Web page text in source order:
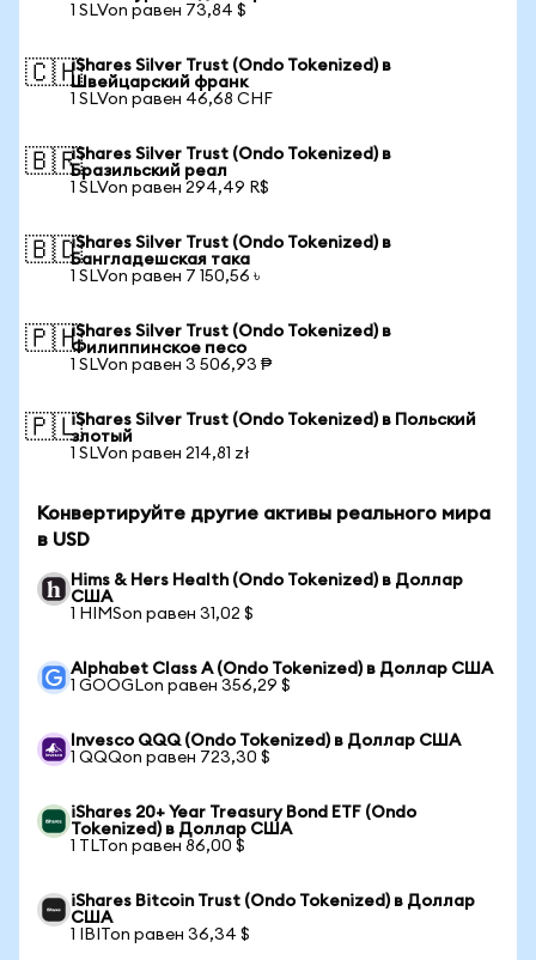
1 SLVon равен 73,84 $
🇨🇭iShares Silver Trust (Ondo Tokenized) в
Швейцарский франк
1 SLVon равен 46,68 CHF
🇧🇷iShares Silver Trust (Ondo Tokenized) в
Бразильский реал
1 SLVon равен 294,49 R$
🇧🇩iShares Silver Trust (Ondo Tokenized) в
Бангладешская така
1 SLVon равен 7 150,56 ৳
🇵🇭iShares Silver Trust (Ondo Tokenized) в
Филиппинское песо
1 SLVon равен 3 506,93 ₱
🇵🇱iShares Silver Trust (Ondo Tokenized) в Польский
злотый
1 SLVon равен 214,81 zł
Конвертируйте другие активы реального мира
в USD
Hims & Hers Health (Ondo Tokenized) в Доллар
США
1 HIMSon равен 31,02 $
Alphabet Class A (Ondo Tokenized) в Доллар США
1 GOOGLon равен 356,29 $
Invesco QQQ (Ondo Tokenized) в Доллар США
1 QQQon равен 723,30 $
iShares 20+ Year Treasury Bond ETF (Ondo
Tokenized) в Доллар США
1 TLTon равен 86,00 $
iShares Bitcoin Trust (Ondo Tokenized) в Доллар
США
1 IBITon равен 36,34 $